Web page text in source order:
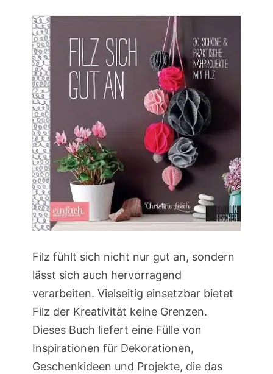
Filz fühlt sich nicht nur gut an, sondern
lässt sich auch hervorragend
verarbeiten. Vielseitig einsetzbar bietet
Filz der Kreativität keine Grenzen.
Dieses Buch liefert eine Fülle von
Inspirationen für Dekorationen,
Geschenkideen und Projekte, die das